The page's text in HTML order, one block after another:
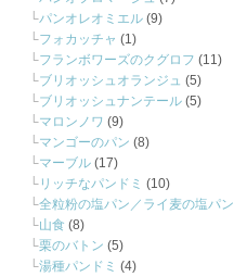
パンオレオミエル (9)
フォカッチャ (1)
フランボワーズのクグロフ (11)
ブリオッシュオランジュ (5)
ブリオッシュナンテール (5)
マロンノワ (9)
マンゴーのパン (8)
マーブル (17)
リッチなパンドミ (10)
全粒粉の塩パン／ライ麦の塩パン
山食 (8)
栗のバトン (5)
湯種パンドミ (4)